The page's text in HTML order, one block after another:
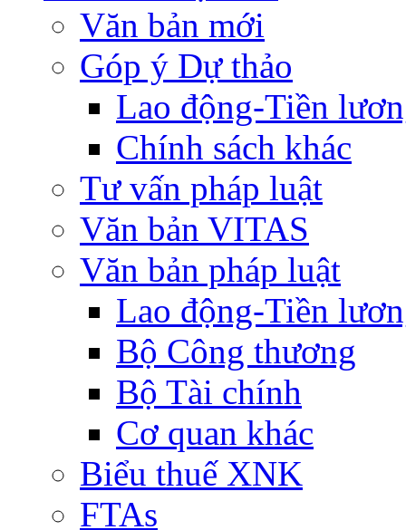
Văn bản mới
Góp ý Dự thảo
Lao động-Tiền
Chính sách khác
Tư vấn pháp luật
Văn bản VITAS
Văn bản pháp luật
Lao động-Tiền
Bộ Công thương
Bộ Tài chính
Cơ quan khác
Biểu thuế XNK
FTAs